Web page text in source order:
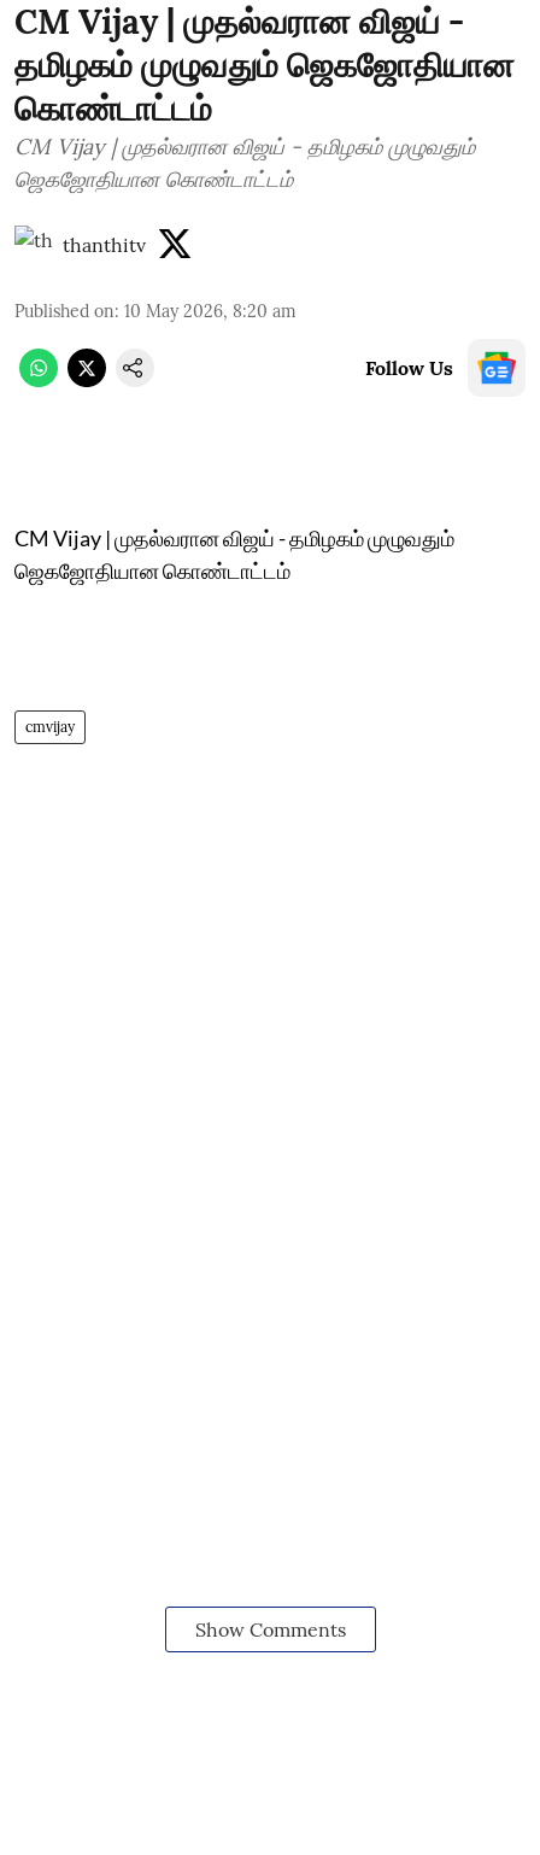
CM Vijay | முதல்வரான விஜய் -
தமிழகம் முழுவதும் ஜெகஜோதியான
கொண்டாட்டம்
CM Vijay | முதல்வரான விஜய் - தமிழகம் முழுவதும்
ஜெகஜோதியான கொண்டாட்டம்
thanthitv
Published on: 10 May 2026, 8:20 am
Follow Us
CM Vijay | முதல்வரான விஜய் - தமிழகம் முழுவதும்
ஜெகஜோதியான கொண்டாட்டம்
cmvijay
Show Comments